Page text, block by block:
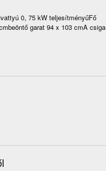
0, 75 kW teljesítményűFő
garat 94 x 103 cmA csiga